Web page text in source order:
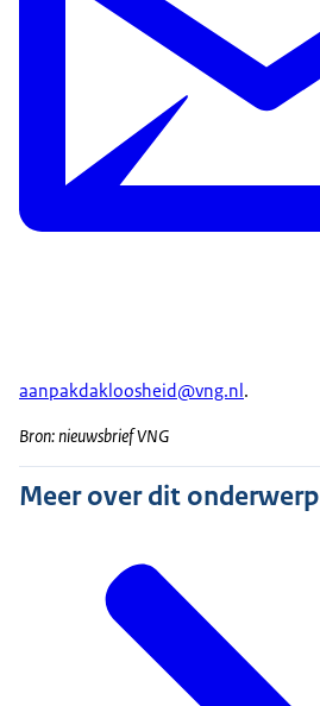
aanpakdakloosheid@vng.nl .
Bron: nieuwsbrief VNG
Meer over dit onderwerp